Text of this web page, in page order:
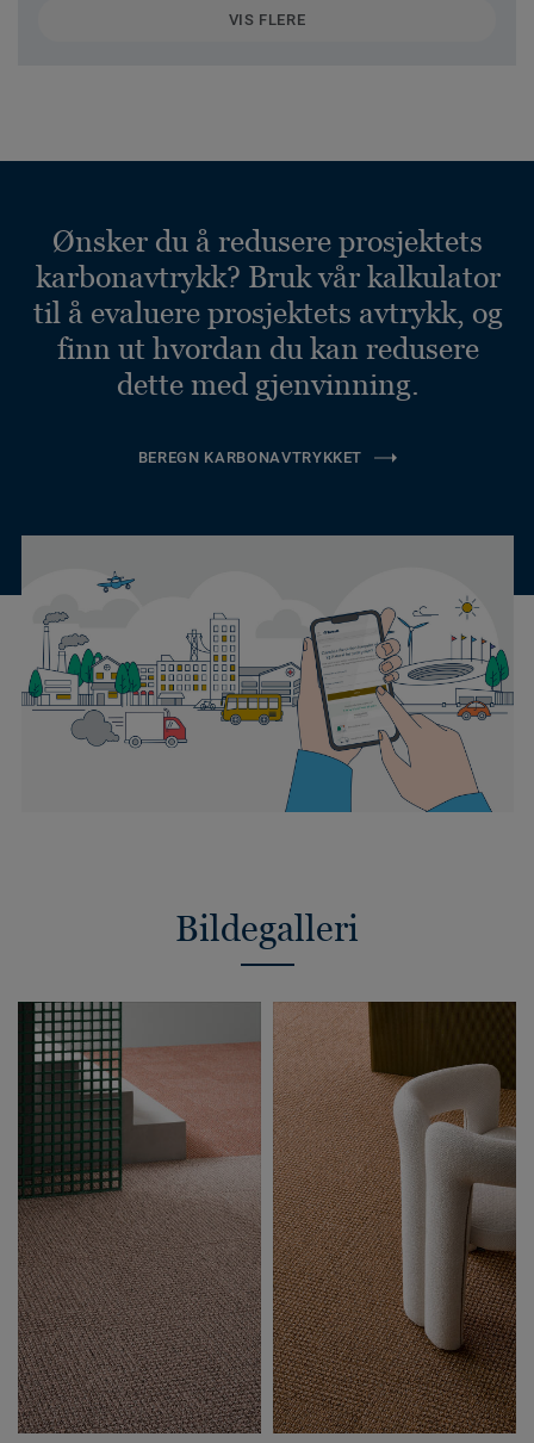
VIS FLERE
Ønsker du å redusere prosjektets
karbonavtrykk? Bruk vår kalkulator
til å evaluere prosjektets avtrykk, og
finn ut hvordan du kan redusere
dette med gjenvinning.
BEREGN KARBONAVTRYKKET
Bildegalleri